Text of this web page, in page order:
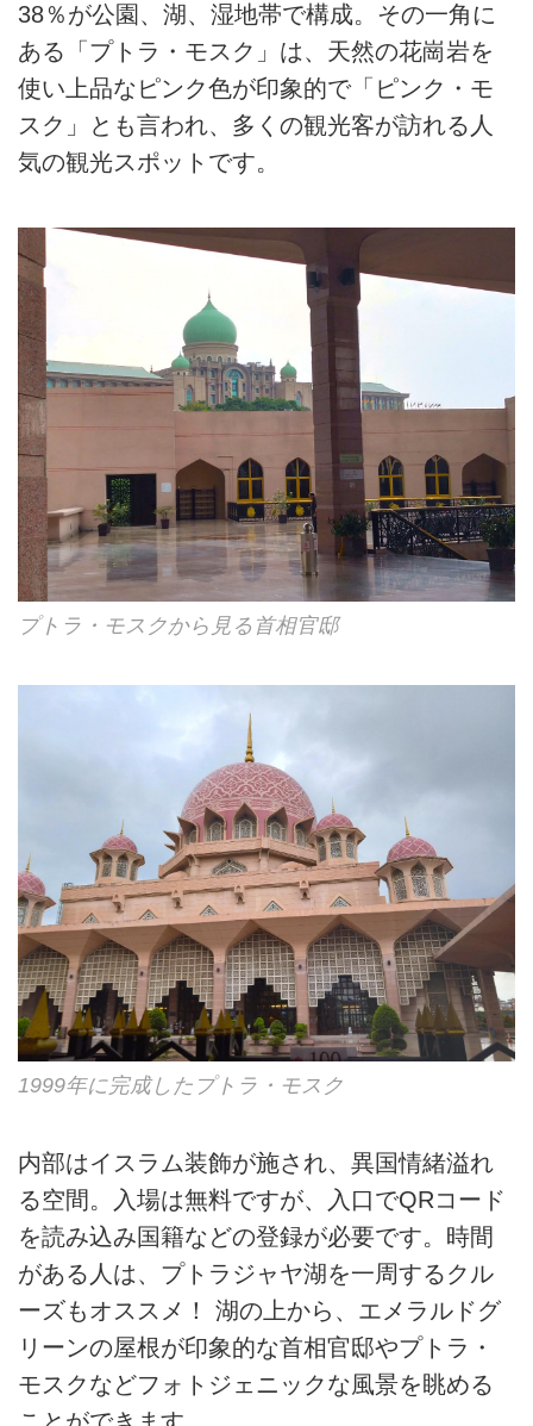
38％が公園、湖、湿地帯で構成。その一角に
ある「プトラ・モスク」は、天然の花崗岩を
使い上品なピンク色が印象的で「ピンク・モ
スク」とも言われ、多くの観光客が訪れる人
気の観光スポットです。
プトラ・モスクから見る首相官邸
1999年に完成したプトラ・モスク
内部はイスラム装飾が施され、異国情緒溢れ
る空間。入場は無料ですが、入口でQRコード
を読み込み国籍などの登録が必要です。時間
がある人は、プトラジャヤ湖を一周するクル
ーズもオススメ！ 湖の上から、エメラルドグ
リーンの屋根が印象的な首相官邸やプトラ・
モスクなどフォトジェニックな風景を眺める